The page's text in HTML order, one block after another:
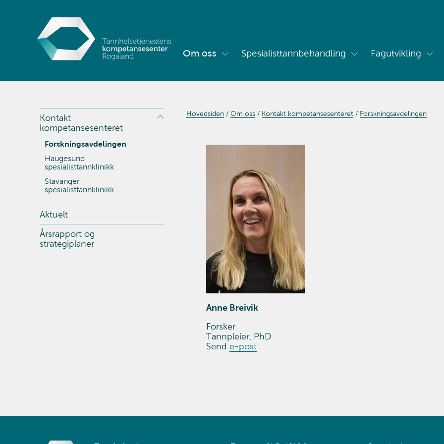
Om oss
Vis
Spesialisttannbehandling
Vis
Fagutvikling
Vis
Kontakt
kompetansesenteret
Forskningsavdelingen
Haugesund
spesialisttannklinikk
Stavanger
spesialisttannklinikk
Aktuelt
Årsrapport og
strategiplaner
Hovedsiden Om oss Kontakt kompetansesenteret Forskningsavdelingen
Anne Breivik
Forsker
Tannpleier, PhD
Send e-post